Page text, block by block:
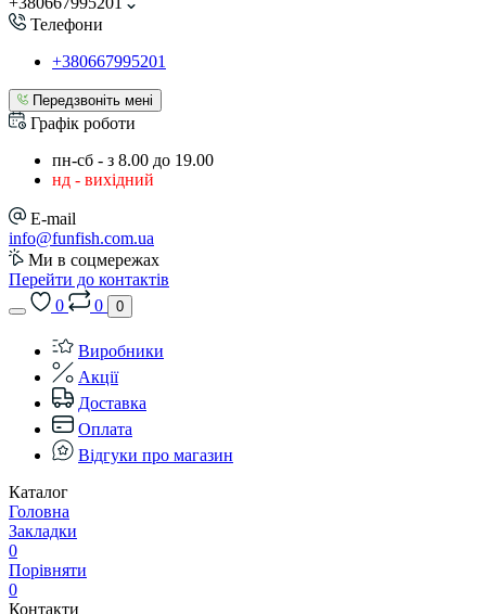
Телефони
+380667995201
Передзвоніть мені
Графік роботи
пн-сб - з 8.00 до 19.00
нд - вихідний
E-mail
info@funfish.com.ua
Ми в соцмережах
Перейти до контактів
0
0 0
Виробники
Акції
Доставка
Оплата
Відгуки про магазин
Каталог
Головна
Закладки
0
Порівняти
0
Контакти